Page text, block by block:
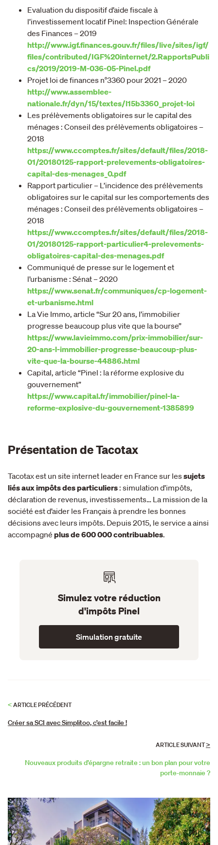
Evaluation du dispositif d’aide fiscale à
l’investissement locatif Pinel: Inspection Générale
des Finances – 2019
http://www.igf.finances.gouv.fr/files/live/sites/igf/
files/contributed/IGF%20internet/2.RapportsPubli
cs/2019/2019-M-036-05-Pinel.pdf
Projet loi de finances n°3360 pour 2021 – 2020
http://www.assemblee-
nationale.fr/dyn/15/textes/l15b3360_projet-loi
Les prélèvements obligatoires sur le capital des
ménages : Conseil des prélèvements obligatoires –
2018
https://www.ccomptes.fr/sites/default/files/2018-
01/20180125-rapport-prelevements-obligatoires-
capital-des-menages_0.pdf
Rapport particulier – L’incidence des prélèvements
obligatoires sur le capital sur les comportements des
ménages : Conseil des prélèvements obligatoires –
2018
https://www.ccomptes.fr/sites/default/files/2018-
01/20180125-rapport-particulier4-prelevements-
obligatoires-capital-des-menages.pdf
Communiqué de presse sur le logement et
l’urbanisme : Sénat – 2020
https://www.senat.fr/communiques/cp-logement-
et-urbanisme.html
La Vie Immo, article “Sur 20 ans, l’immobilier
progresse beaucoup plus vite que la bourse”
https://www.lavieimmo.com/prix-immobilier/sur-
20-ans-l-immobilier-progresse-beaucoup-plus-
vite-que-la-bourse-44886.html
Capital, article “Pinel : la réforme explosive du
gouvernement”
https://www.capital.fr/immobilier/pinel-la-
reforme-explosive-du-gouvernement-1385899
Présentation de Tacotax
Tacotax est un site internet leader en France sur lessujets
liés aux impôts des particuliers: simulation d’impôts,
déclaration de revenus, investissements… La mission de la
société est d’aider les Français à prendre les bonnes
décisions avec leurs impôts. Depuis 2015, le service a ainsi
accompagné plus de 600 000 contribuables.
Simulez votre réduction
d'impôts Pinel
Simulation gratuite
<ARTICLE PRÉCÉDENT
Créer sa SCI avec Simplitoo, c’est facile !
ARTICLE SUIVANT>
Nouveaux produits d’épargne retraite : un bon plan pour votre
porte-monnaie ?